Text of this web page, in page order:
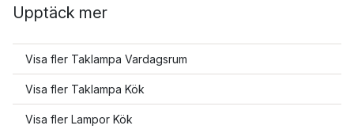
Upptäck mer
Visa fler Taklampa Vardagsrum
Visa fler Taklampa Kök
Visa fler Lampor Kök